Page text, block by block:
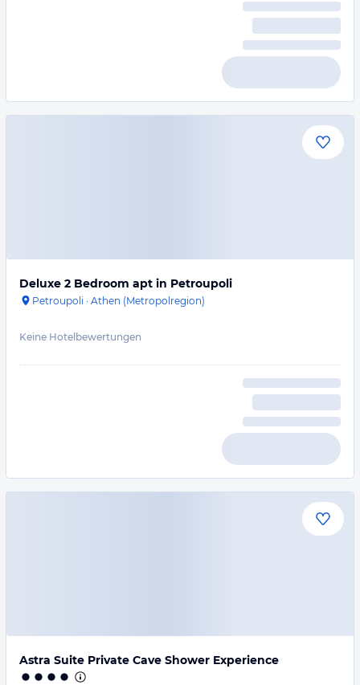
Deluxe 2 Bedroom apt in Petroupoli
Petroupoli · Athen (Metropolregion)
Keine Hotelbewertungen
Astra Suite Private Cave Shower Experience